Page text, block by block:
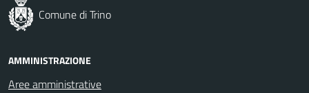
Comune di Trino
AMMINISTRAZIONE
Aree amministrative